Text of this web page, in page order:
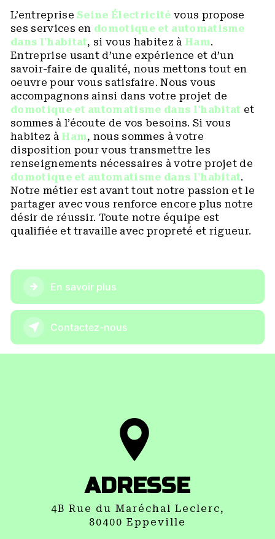
L’entrepriseSeine Électricité vous propose
ses services en domotique et automatisme
dans l'habitat, si vous habitez à Ham.
Entreprise usant d’une expérience et d’un
savoir-faire de qualité, nous mettons tout en
oeuvre pour vous satisfaire. Nous vous
accompagnons ainsi dans votre projet de
domotique et automatisme dans l'habitat et
sommes à l’écoute de vos besoins. Si vous
habitez à Ham, nous sommes à votre
disposition pour vous transmettre les
renseignements nécessaires à votre projet de
domotique et automatisme dans l'habitat.
Notre métier est avant tout notre passion et le
partager avec vous renforce encore plus notre
désir de réussir. Toute notre équipe est
qualifiée et travaille avec propreté et rigueur.
En savoir plus
Contactez-nous
ADRESSE
4B Rue du Maréchal Leclerc,
80400 Eppeville